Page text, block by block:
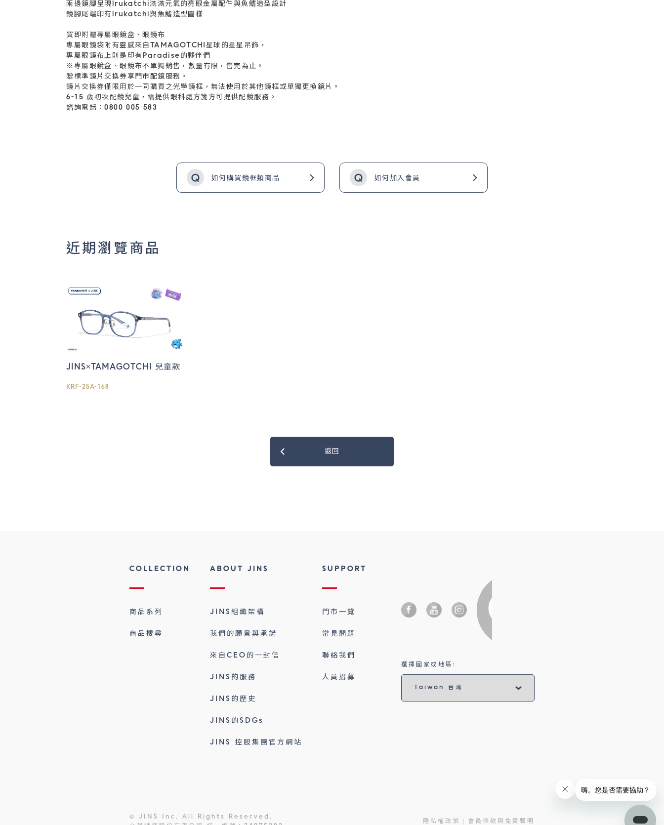
兩邊鏡腳呈現lrukatchi滿滿元氣的亮眼金屬配件與魚鰭造型設計
鏡腳尾端印有lrukatchi與魚鰭造型圖樣
買即附贈專屬眼鏡盒、眼鏡布
專屬眼鏡袋附有靈感來自TAMAGOTCHI星球的星星吊飾，
專屬眼鏡布上則是印有Paradise的夥伴們
※專屬眼鏡盒、眼鏡布不單獨銷售，數量有限，售完為止。
贈標準鏡片交換券享門市配鏡服務。
鏡片交換券僅限用於一同購買之光學鏡框，無法使用於其他鏡框或單獨更換鏡片。
6-15 歲初次配鏡兒童，需提供眼科處方箋方可提供配鏡服務。
諮詢電話：0800-005-583
如何購買鏡框類商品 如何加入會員
近期瀏覽商品
JINS×TAMAGOTCHI 兒童款
KRF-25A-168
返回
COLLECTION
商品系列
商品搜尋
ABOUT JINS
JINS組織架構
我們的願景與承諾
來自CEO的一封信
JINS的服務
JINS的歷史
JINS的SDGs
JINS 控股集團官方網站
SUPPORT
門市一覽
常見問題
聯絡我們
人員招募
選擇國家或地區:
© JINS Inc. All Rights Reserved.
隱私權政策 會員條款與免責聲明